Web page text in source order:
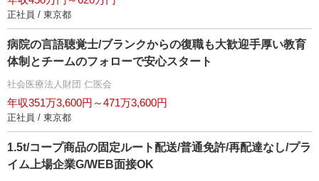
正社員 / 東京都
病院の言語聴覚士/ブランクからの復職も大歓迎手厚い教育
体制とチームのフォローで安心スタート
社会医療法人財団 仁医会
年収351万3,600円～471万3,600円
正社員 / 東京都
1.5t/コープ商品の固定ルート配送/普通免許/再配達なし/プラ
イム上場企業G/WEB面接OK